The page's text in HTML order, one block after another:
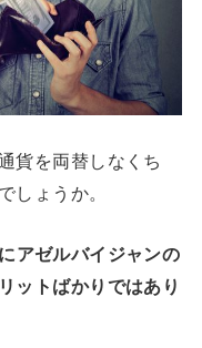
貨を両替しなくち
しょうか。
アゼルバイジャンの
ットばかりではあり